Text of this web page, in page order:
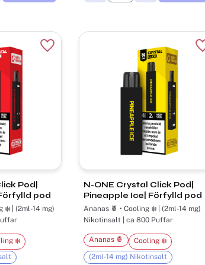
Pod|
pod
❄️ | (2ml-14 mg)
❄️
Lägg till i favoriter
N-ONE Crystal Click Pod|
Pineapple Ice| Förfylld pod
Ananas 🍍 • Cooling ❄️ | (2ml-14 mg)
Nikotinsalt | ca 800 Puffar
Ananas 🍍
Cooling ❄️
(2ml-14 mg) Nikotinsalt